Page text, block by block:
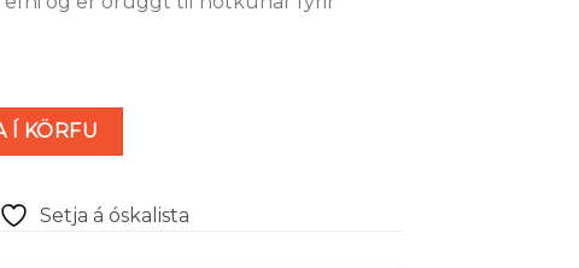
(nr 24) magn
Í KÖRFU
Setja á óskalista